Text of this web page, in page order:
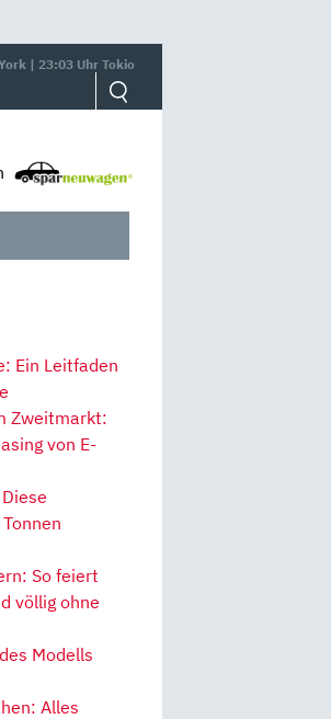
| 23:03 Uhr Tokio
Ein Leitfaden
Zweitmarkt:
von E-
So feiert
völlig ohne
Modells
Alles